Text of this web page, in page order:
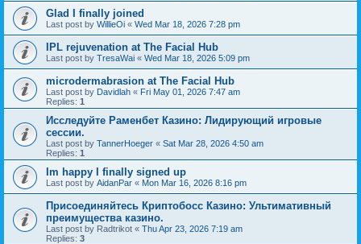
Glad I finally joined
Last post by WillieOi « Wed Mar 18, 2026 7:28 pm
IPL rejuvenation at The Facial Hub
Last post by TresaWai « Wed Mar 18, 2026 5:09 pm
microdermabrasion at The Facial Hub
Last post by Davidlah « Fri May 01, 2026 7:47 am
Replies: 1
Исследуйте Раменбет Казино: Лидирующий игровые
сессии.
Last post by TannerHoeger « Sat Mar 28, 2026 4:50 am
Replies: 1
Im happy I finally signed up
Last post by AidanPar « Mon Mar 16, 2026 8:16 pm
Присоединяйтесь Криптобосс Казино: Ультимативный
преимущества казино.
Last post by Radtrikot « Thu Apr 23, 2026 7:19 am
Replies: 3